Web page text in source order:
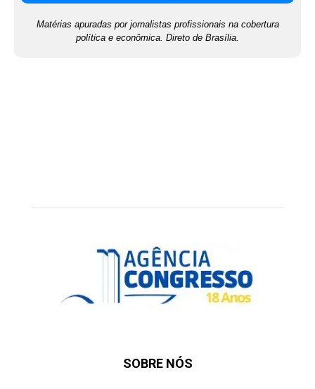
Matérias apuradas por jornalistas profissionais na cobertura
política e econômica. Direto de Brasília.
SOBRE NÓS